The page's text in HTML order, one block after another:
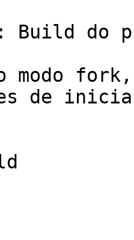
Build do
modo
de